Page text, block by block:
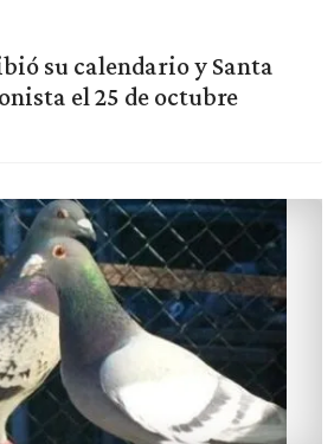
su calendario y Santa
el 25 de octubre